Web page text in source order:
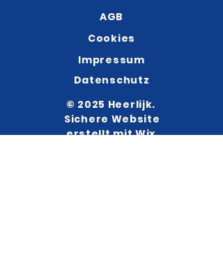
AGB
Cookies
Impressum
Datenschutz
© 2025 Heerlijk.
Sichere Website
erstellt mitWix